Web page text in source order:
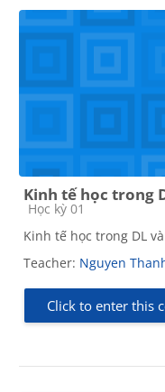
Kinh tế học trong
Course category
Học kỳ 01
Kinh tế học trong DL và
Teacher: Nguyen
Click to enter this